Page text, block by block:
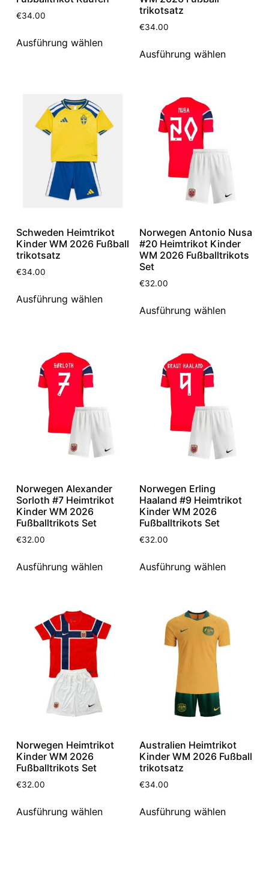
€34.00
Ausführung wählen
trikotsatz
€34.00
Ausführung wählen
Schweden Heimtrikot
Kinder WM 2026 Fußball
trikotsatz
€34.00
Ausführung wählen
Norwegen Antonio Nusa
#20 Heimtrikot Kinder
WM 2026 Fußballtrikots
Set
€32.00
Ausführung wählen
Norwegen Alexander
Sorloth #7 Heimtrikot
Kinder WM 2026
Fußballtrikots Set
€32.00
Ausführung wählen
Norwegen Erling
Haaland #9 Heimtrikot
Kinder WM 2026
Fußballtrikots Set
€32.00
Ausführung wählen
Norwegen Heimtrikot
Kinder WM 2026
Fußballtrikots Set
€32.00
Ausführung wählen
Australien Heimtrikot
Kinder WM 2026 Fußball
trikotsatz
€34.00
Ausführung wählen